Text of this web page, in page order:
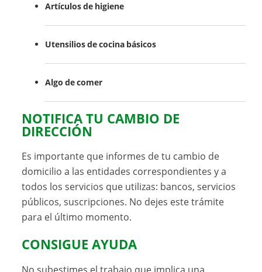
Artículos de higiene
Utensilios de cocina básicos
Algo de comer
NOTIFICA TU CAMBIO DE
DIRECCIÓN
Es importante que informes de tu cambio de
domicilio a las entidades correspondientes y a
todos los servicios que utilizas: bancos, servicios
públicos, suscripciones. No dejes este trámite
para el último momento.
CONSIGUE AYUDA
No subestimes el trabajo que implica una